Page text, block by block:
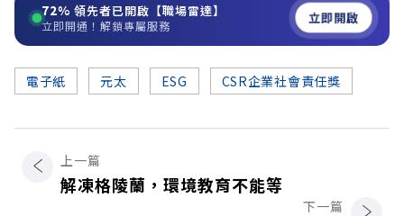
72% 領先者已開啟【職場雷達】
立即開通！解鎖專屬服務 立即開啟
電子紙 元太 ESG CSR企業社會責任獎
上一篇
解凍格陵蘭，環境教育不能等
下一篇